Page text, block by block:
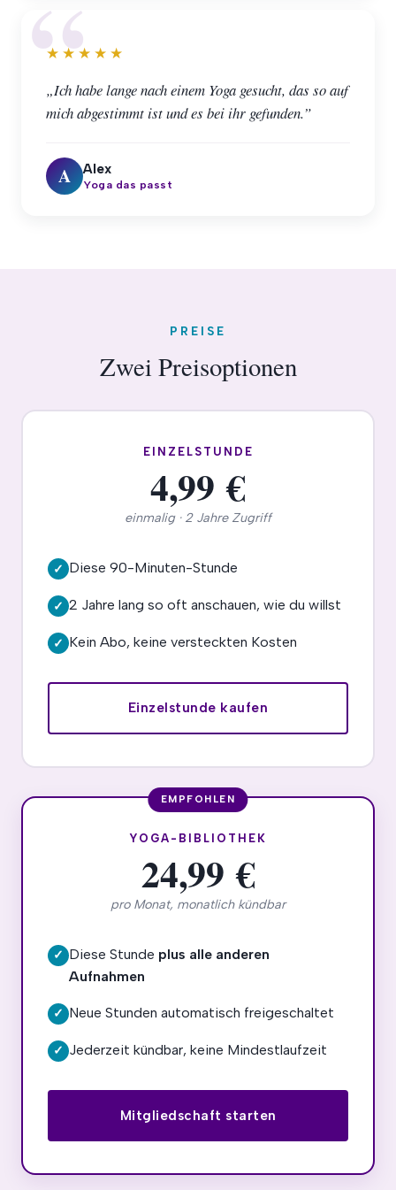
★★★★★
„Ich habe lange nach einem Yoga gesucht, das so auf
mich abgestimmt ist und es bei ihr gefunden.”
A Alex
Yoga das passt
PREISE
Zwei Preisoptionen
EINZELSTUNDE
4,99 €
einmalig · 2 Jahre Zugriff
✓ Diese 90-Minuten-Stunde
✓ 2 Jahre lang so oft anschauen, wie du willst
✓ Kein Abo, keine versteckten Kosten
Einzelstunde kaufen
YOGA-BIBLIOTHEK
24,99 €
pro Monat, monatlich kündbar
✓ Diese Stunde plus alle anderen
Aufnahmen
✓ Neue Stunden automatisch freigeschaltet
✓ Jederzeit kündbar, keine Mindestlaufzeit
Mitgliedschaft starten